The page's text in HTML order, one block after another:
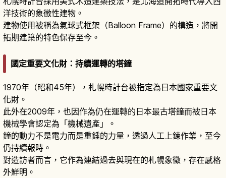
洋技術的象徵性建物。
建物使用被稱為氣球式框架（Balloon Frame）的構造，將開
拓期建築的特色保存至今。
國定重要文化財：持續運轉的塔鐘
1970年（昭和45年），札幌時計台被指定為日本國家重要文
化財。
此外在2009年，也因作為仍在運轉的日本最古塔鐘而被日本
機械學會認定為「機械遺產」。
鐘的動力不是電力而是重錘的力量，透過人工上鍊作業，至今
仍持續報時。
對造訪者而言，它作為連結過去與現在的札幌象徵，存在感格
外鮮明。